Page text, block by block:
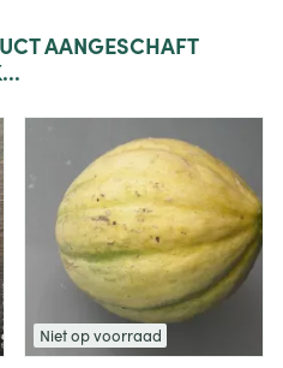
AANGESCHAFT
Niet op voorraad